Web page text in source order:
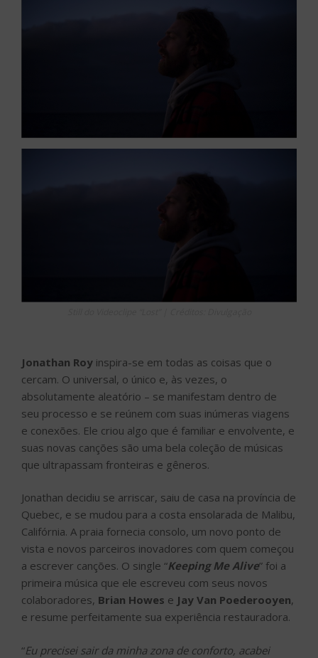
Jonathan Roy inspira-se em todas as coisas que o
cercam. O universal, o único e, às vezes, o
absolutamente aleatório – se manifestam dentro de
seu processo e se reúnem com suas inúmeras viagens
e conexões. Ele criou algo que é familiar e envolvente, e
suas novas canções são uma bela coleção de músicas
que ultrapassam fronteiras e gêneros.
Jonathan decidiu se arriscar, saiu de casa na província de
Quebec, e se mudou para a costa ensolarada de Malibu,
Califórnia. A praia fornecia consolo, um novo ponto de
vista e novos parceiros inovadores com quem começou
a escrever canções. O single “Keeping Me Alive” foi a
primeira música que ele escreveu com seus novos
colaboradores, Brian Howes e Jay Van Poederooyen,
e resume perfeitamente sua experiência restauradora.
“Eu precisei sair da minha zona de conforto, acabei